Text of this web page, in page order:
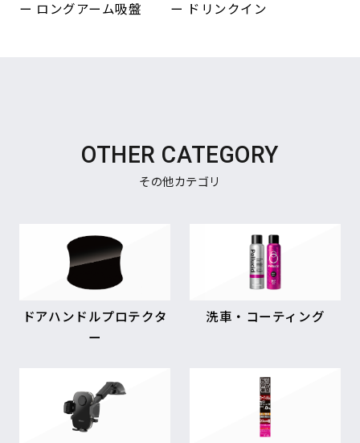
ー ロングアーム吸盤
ー ドリンクイン
OTHER CATEGORY
その他カテゴリ
ドアハンドルプロテクタ
ー
洗車・コーティング